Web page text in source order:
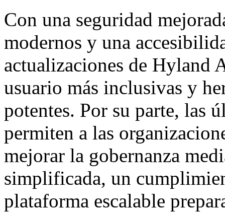
Con una seguridad
modernos y una
actualizaciones de Hyland
usuario más inclusivas y
potentes. Por su parte, las
permiten a las
mejorar la gobernanza
simplificada, un
plataforma escalable